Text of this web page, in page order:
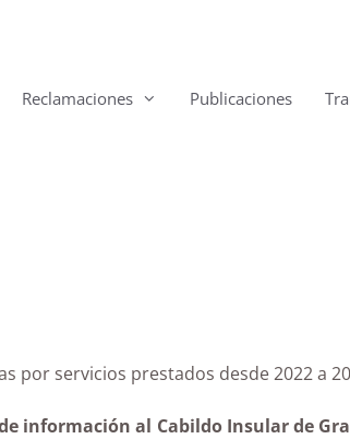
Reclamaciones Publicaciones
por servicios prestados desde
información al Cabildo Insular de